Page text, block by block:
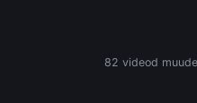
82 videod